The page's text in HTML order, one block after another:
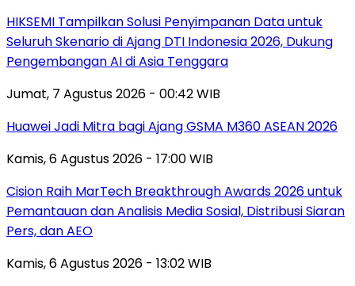
HIKSEMI Tampilkan Solusi Penyimpanan Data untuk
Seluruh Skenario di Ajang DTI Indonesia 2026, Dukung
Pengembangan AI di Asia Tenggara
Jumat, 7 Agustus 2026 - 00:42 WIB
Huawei Jadi Mitra bagi Ajang GSMA M360 ASEAN 2026
Kamis, 6 Agustus 2026 - 17:00 WIB
Cision Raih MarTech Breakthrough Awards 2026 untuk
Pemantauan dan Analisis Media Sosial, Distribusi Siaran
Pers, dan AEO
Kamis, 6 Agustus 2026 - 13:02 WIB